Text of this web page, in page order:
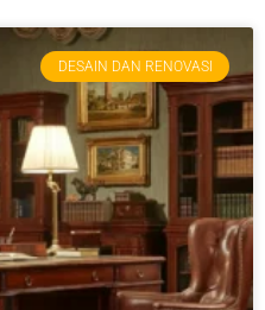
DESAIN DAN RENOVASI